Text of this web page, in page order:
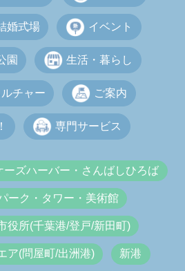
婚式場 イベント
園 生活・暮らし
チャー ご案内
専門サービス
ーズハーバー・さんばしひろば
ーク・タワー・美術館
役所(千葉港/登戸/新田町)
ア(問屋町/出洲港) 新港